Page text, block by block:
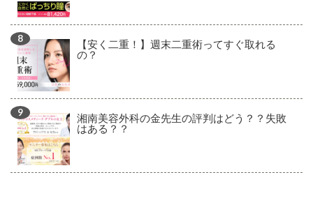
【安く二重！】週末二重術ってすぐ取れる
の？
湘南美容外科の金先生の評判はどう？？失敗
はある？？